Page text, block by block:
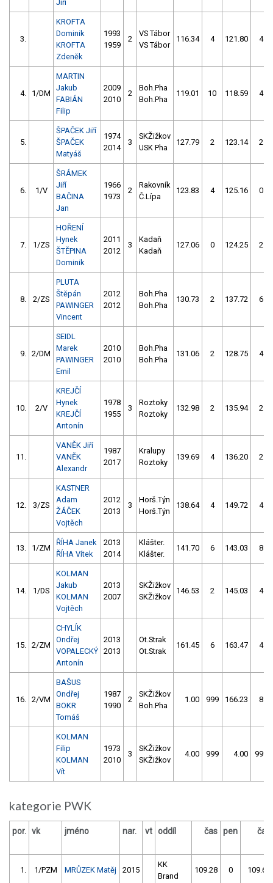
Jiří
3.
KROFTA
Dominik
KROFTA
Zdeněk
1993
1959
2
VS Tábor
VS Tábor
116.34 4 121.80 4
4. 1/DM
MARTIN
Jakub
FABIÁN
Filip
2009
2010
2
Boh.Pha
Boh.Pha
119.01 10 118.59 4
5.
ŠPAČEK Jiří
ŠPAČEK
Matyáš
1974
2014
3
SKŽižkov
USK Pha
127.79 2 123.14 2
6. 1/V
ŠRÁMEK
Jiří
BAČINA
Jan
1966
1973
2
Rakovník
Č.Lípa
123.83 4 125.16 0
7. 1/ZS
HOŘENÍ
Hynek
ŠTĚPINA
Dominik
2011
2012
3
Kadaň
Kadaň
127.06 0 124.25 2
8. 2/ZS
PLUTA
Štěpán
PAWINGER
Vincent
2012
2012
Boh.Pha
Boh.Pha
130.73 2 137.72 6
9. 2/DM
SEIDL
Marek
PAWINGER
Emil
2010
2010
Boh.Pha
Boh.Pha
131.06 2 128.75 4
10. 2/V
KREJČÍ
Hynek
KREJČÍ
Antonín
1978
1955
3
Roztoky
Roztoky
132.98 2 135.94 2
11.
VANĚK Jiří
VANĚK
Alexandr
1987
2017
Kralupy
Roztoky
139.69 4 136.20 2
12. 3/ZS
KASTNER
Adam
ŽÁČEK
Vojtěch
2012
2013
3
Horš.Týn
Horš.Týn
138.64 4 149.72 4
13. 1/ZM
ŘÍHA Janek
ŘÍHA Vítek
2013
2014
Klášter.
Klášter.
141.70 6 143.03 8
14. 1/DS
KOLMAN
Jakub
KOLMAN
Vojtěch
2013
2007
SKŽižkov
SKŽižkov
146.53 2 145.03 4
15. 2/ZM
CHYLÍK
Ondřej
VOPALECKÝ
Antonín
2013
2013
Ot.Strak
Ot.Strak
161.45 6 163.47 4
16. 2/VM
BAŠUS
Ondřej
BOKR
Tomáš
1987
1990
2
SKŽižkov
Boh.Pha
1.00 999 166.23 8
KOLMAN
Filip
KOLMAN
Vít
1973
2010
3
SKŽižkov
SKŽižkov
4.00 999 4.00 999
kategorie PWK
por. vk jméno nar. vt oddíl čas pen čas
1. 1/PZM MRŮZEK Matěj 2015
KK
Brand
109.28 0 109.60